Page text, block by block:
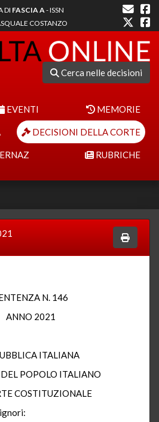
DI FASCIA A- ISSN
COSTANZO
Cerca nelle decisioni
EVENTI MEMORIE
DECISIONI DELLA CORTE
RUBRICHE
N. 146
ANNO 2021
ITALIANA
POPOLO ITALIANO
COSTITUZIONALE